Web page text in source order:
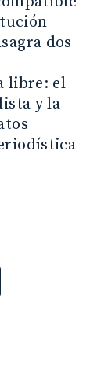
dos
libre: el
y la